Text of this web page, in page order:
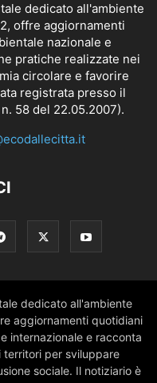
dedicato all'ambiente
offre aggiornamenti
nazionale e
pratiche realizzate nei
circolare e favorire
registrata presso il
58 del 22.05.2007).
dedicato all'ambiente
aggiornamenti quotidiani
internazionale e racconta
territori per sviluppare
sociale. Il notiziario è